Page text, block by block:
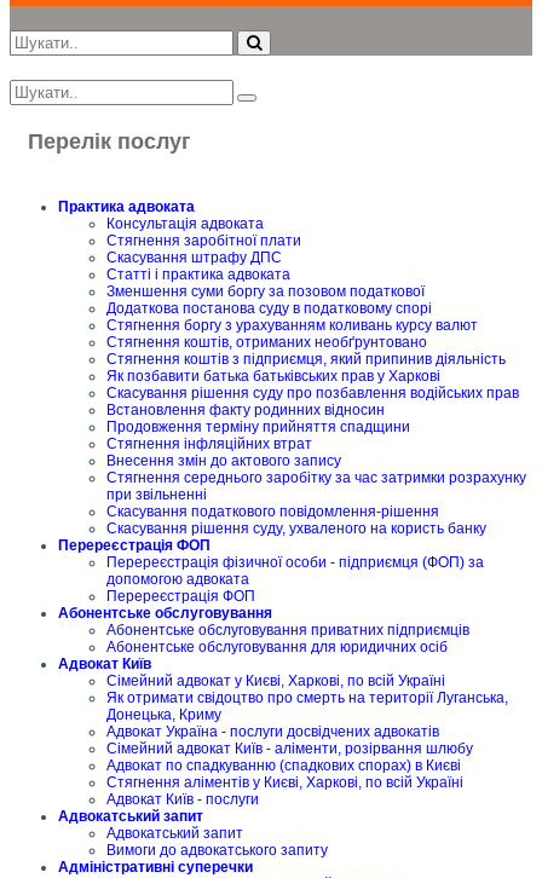
Перелік послуг
Практика адвоката
Консультація адвоката
Стягнення заробітної плати
Скасування штрафу ДПС
Статті і практика адвоката
Зменшення суми боргу за позовом податкової
Додаткова постанова суду в податковому спорі
Стягнення боргу з урахуванням коливань курсу валют
Стягнення коштів, отриманих необґрунтовано
Стягнення коштів з підприємця, який припинив діяльність
Як позбавити батька батьківських прав у Харкові
Скасування рішення суду про позбавлення водійських прав
Встановлення факту родинних відносин
Продовження терміну прийняття спадщини
Стягнення інфляційних втрат
Внесення змін до актового запису
Стягнення середнього заробітку за час затримки розрахунку
при звільненні
Скасування податкового повідомлення-рішення
Скасування рішення суду, ухваленого на користь банку
Перереєстрація ФОП
Перереєстрація фізичної особи - підприємця (ФОП) за
допомогою адвоката
Перереєстрація ФОП
Абонентське обслуговування
Абонентське обслуговування приватних підприємців
Абонентське обслуговування для юридичних осіб
Адвокат Київ
Сімейний адвокат у Києві, Харкові, по всій Україні
Як отримати свідоцтво про смерть на території Луганська,
Донецька, Криму
Адвокат Україна - послуги досвідчених адвокатів
Сімейний адвокат Київ - аліменти, розірвання шлюбу
Адвокат по спадкуванню (спадкових спорах) в Києві
Стягнення аліментів у Києві, Харкові, по всій Україні
Адвокат Київ - послуги
Адвокатський запит
Адвокатський запит
Вимоги до адвокатського запиту
Адміністративні суперечки